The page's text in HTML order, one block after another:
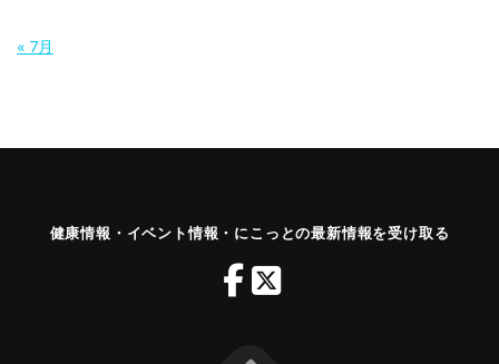
« 7月
健康情報・イベント情報・にこっとの最新情報を受け取る